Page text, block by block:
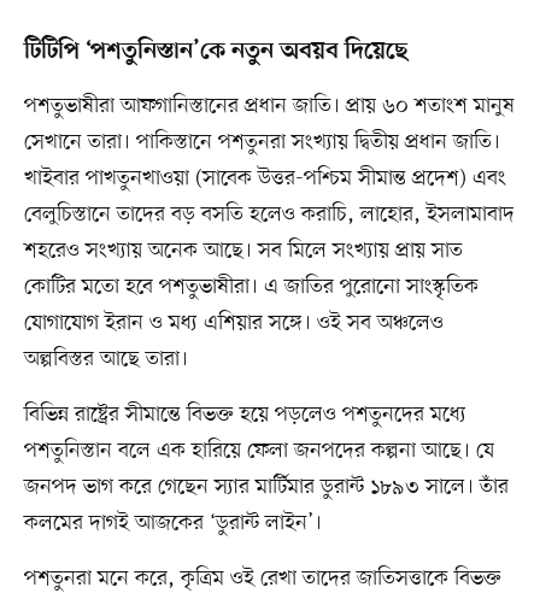
টিটিপি ‘পশতুনিস্তান’কে নতুন অবয়ব দিয়েছে
পশতুভাষীরা আফগানিস্তানের প্রধান জাতি। প্রায় ৬০ শতাংশ মানুষ
সেখানে তারা। পাকিস্তানে পশতুনরা সংখ্যায় দ্বিতীয় প্রধান জাতি।
খাইবার পাখতুনখাওয়া (সাবেক উত্তর-পশ্চিম সীমান্ত প্রদেশ) এবং
বেলুচিস্তানে তাদের বড় বসতি হলেও করাচি, লাহোর, ইসলামাবাদ
শহরেও সংখ্যায় অনেক আছে। সব মিলে সংখ্যায় প্রায় সাত
কোটির মতো হবে পশতুভাষীরা। এ জাতির পুরোনো সাংস্কৃতিক
যোগাযোগ ইরান ও মধ্য এশিয়ার সঙ্গে। ওই সব অঞ্চলেও
অল্পবিস্তর আছে তারা।
বিভিন্ন রাষ্ট্রের সীমান্তে বিভক্ত হয়ে পড়লেও পশতুনদের মধ্যে
পশতুনিস্তান বলে এক হারিয়ে ফেলা জনপদের কল্পনা আছে। যে
জনপদ ভাগ করে গেছেন স্যার মার্টিমার ডুরান্ট ১৮৯৩ সালে। তাঁর
কলমের দাগই আজকের ‘ডুরান্ট লাইন’।
পশতুনরা মনে করে, কৃত্রিম ওই রেখা তাদের জাতিসত্তাকে বিভক্ত